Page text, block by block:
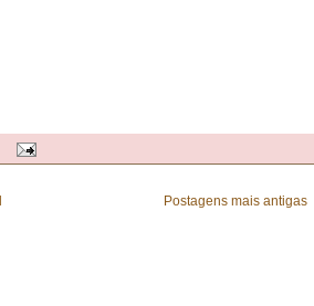
Postagens mais antigas